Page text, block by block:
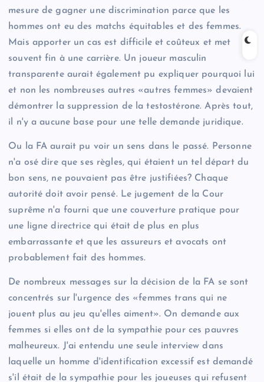
mesure de gagner une discrimination parce que les
hommes ont eu des matchs équitables et des femmes.
Mais apporter un cas est difficile et coûteux et met
souvent fin à une carrière. Un joueur masculin
transparente aurait également pu expliquer pourquoi lui
et non les nombreuses autres «autres femmes» devaient
démontrer la suppression de la testostérone. Après tout,
il n'y a aucune base pour une telle demande juridique.
Ou la FA aurait pu voir un sens dans le passé. Personne
n'a osé dire que ses règles, qui étaient un tel départ du
bon sens, ne pouvaient pas être justifiées? Chaque
autorité doit avoir pensé. Le jugement de la Cour
suprême n'a fourni que une couverture pratique pour
une ligne directrice qui était de plus en plus
embarrassante et que les assureurs et avocats ont
probablement fait des hommes.
De nombreux messages sur la décision de la FA se sont
concentrés sur l'urgence des «femmes trans qui ne
jouent plus au jeu qu'elles aiment». On demande aux
femmes si elles ont de la sympathie pour ces pauvres
malheureux. J'ai entendu une seule interview dans
laquelle un homme d'identification excessif est demandé
s'il était de la sympathie pour les joueuses qui refusent